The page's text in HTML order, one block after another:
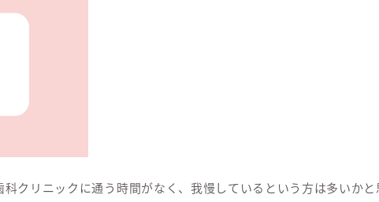
クリニックに通う時間がなく、我慢しているという方は多いかと